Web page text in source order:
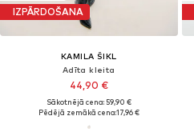
IZPĀRDOŠANA
KAMILA ŠIKL
Adīta kleita
44,90 €
Sākotnējā cena: 59,90 €
Pēdējā zemākā cena:17,96 €